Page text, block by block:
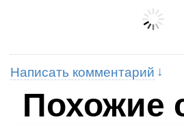
Написать комментарий
Похожие